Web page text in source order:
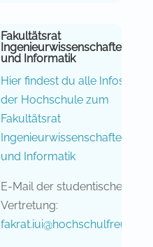
Fakultätsrat
Ingenieurwissenschaften
und Informatik
Hier findest du alle Infos von
der Hochschule zum
Fakultätsrat
Ingenieurwissenschaften
und Informatik
E-Mail der studentischen
Vertretung:
fakrat.iui@hochschulfreun.de